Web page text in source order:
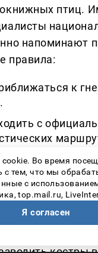
птиц.
напоминают
правила:
к
с
особо
в местах
Во время
с тем, что мы
с
top.mail.ru,
Я согласен